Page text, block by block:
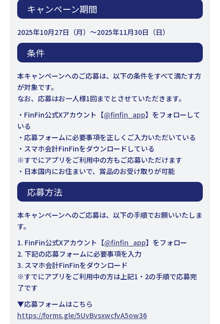
キャンペーン期間
2025年10月27日（月）～2025年11月30日（日）
条件
本キャンペーンへのご応募は、以下の条件をすべて満たす方
が対象です。
なお、応募はお一人様1回までとさせていただきます。
・FinFin公式Xアカウント【@finfin_app】をフォローして
いる
・応募フォームに必要事項を正しくご入力いただいている
・スマホ会計FinFinをダウンロードしている
※すでにアプリをご利用中の方もご応募いただけます
・日本国内にお住まいで、賞品のお受け取りが可能
応募方法
本キャンペーンへのご応募は、以下の手順でお願いいたしま
す。
1. FinFin公式Xアカウント【@finfin_app】をフォロー
2. 下記の応募フォームに必要事項を入力
3. スマホ会計FinFinをダウンロード
※すでにアプリをご利用中の方は上記1・2の手順で応募完
了です
▼応募フォームはこちら
https://forms.gle/5UvBvsxwcfvA5ow36